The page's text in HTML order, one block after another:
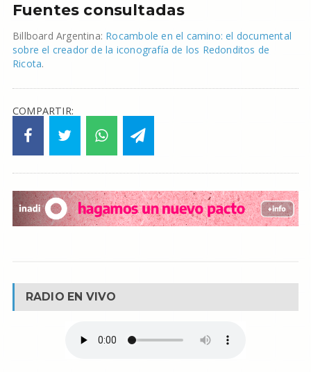
Fuentes consultadas
Billboard Argentina: Rocambole en el camino: el documental
sobre el creador de la iconografía de los Redonditos de
Ricota.
COMPARTIR:
RADIO EN VIVO